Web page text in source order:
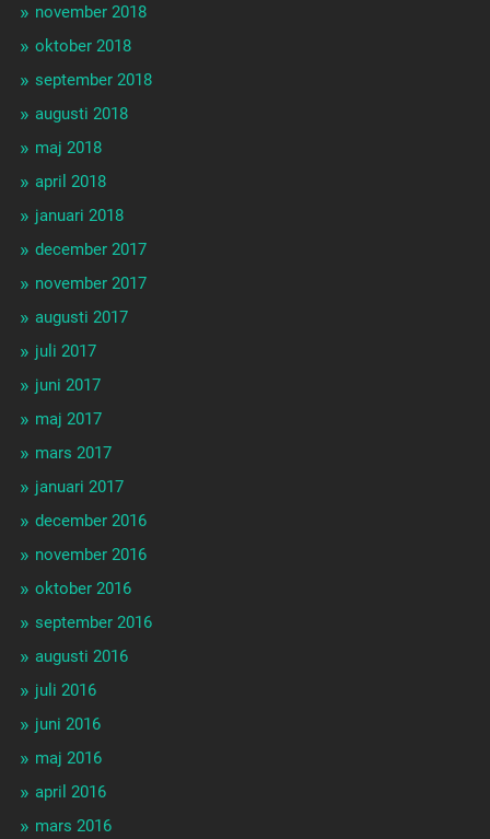
november 2018
oktober 2018
september 2018
augusti 2018
maj 2018
april 2018
januari 2018
december 2017
november 2017
augusti 2017
juli 2017
juni 2017
maj 2017
mars 2017
januari 2017
december 2016
november 2016
oktober 2016
september 2016
augusti 2016
juli 2016
juni 2016
maj 2016
april 2016
mars 2016